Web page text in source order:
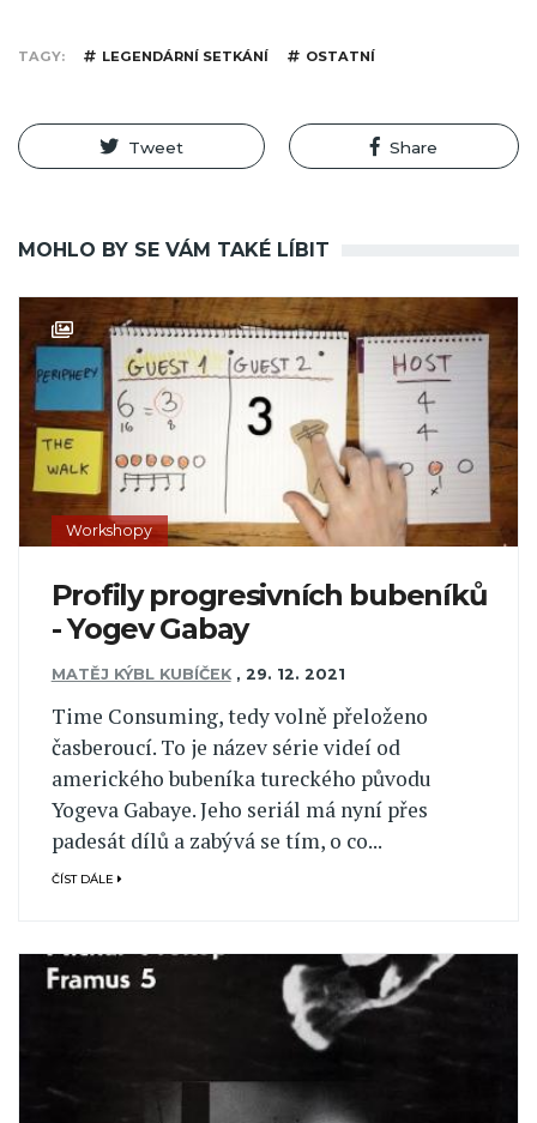
TAGY LEGENDÁRNÍ SETKÁNÍ OSTATNÍ
Tweet Share
MOHLO BY SE VÁM TAKÉ LÍBIT
Workshopy
Profily progresivních bubeníků
- Yogev Gabay
MATĚJ KÝBL KUBÍČEK , 29. 12. 2021
Time Consuming, tedy volně přeloženo
časberoucí. To je název série videí od
amerického bubeníka tureckého původu
Yogeva Gabaye. Jeho seriál má nyní přes
padesát dílů a zabývá se tím, o co...
ČÍST DÁLE